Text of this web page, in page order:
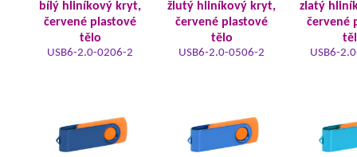
bílý hliníkový kryt,
červené plastové
tělo
USB6-2.0-0206-2
žlutý hliníkový kryt,
červené plastové
tělo
USB6-2.0-0506-2
zlatý
červené
USB6-